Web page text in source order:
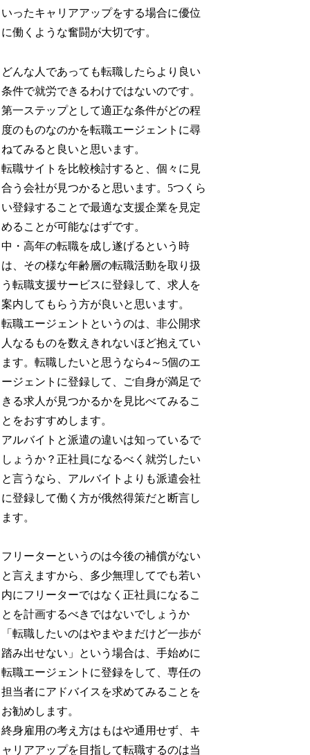
いったキャリアアップをする場合に優位
に働くような奮闘が大切です。
どんな人であっても転職したらより良い
条件で就労できるわけではないのです。
第一ステップとして適正な条件がどの程
度のものなのかを転職エージェントに尋
ねてみると良いと思います。
転職サイトを比較検討すると、個々に見
合う会社が見つかると思います。5つくら
い登録することで最適な支援企業を見定
めることが可能なはずです。
中・高年の転職を成し遂げるという時
は、その様な年齢層の転職活動を取り扱
う転職支援サービスに登録して、求人を
案内してもらう方が良いと思います。
転職エージェントというのは、非公開求
人なるものを数えきれないほど抱えてい
ます。転職したいと思うなら4～5個のエ
ージェントに登録して、ご自身が満足で
きる求人が見つかるかを見比べてみるこ
とをおすすめします。
アルバイトと派遣の違いは知っているで
しょうか？正社員になるべく就労したい
と言うなら、アルバイトよりも派遣会社
に登録して働く方が俄然得策だと断言し
ます。
フリーターというのは今後の補償がない
と言えますから、多少無理してでも若い
内にフリーターではなく正社員になるこ
とを計画するべきではないでしょうか
「転職したいのはやまやまだけど一歩が
踏み出せない」という場合は、手始めに
転職エージェントに登録をして、専任の
担当者にアドバイスを求めてみることを
お勧めします。
終身雇用の考え方はもはや通用せず、キ
ャリアアップを目指して転職するのは当